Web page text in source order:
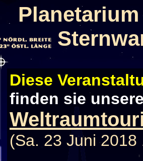
Diese
finden sie
(Sa. 23 Juni 2018